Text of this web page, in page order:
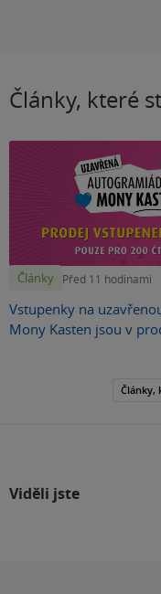
Články, které
Články Před 11 hodinami
Vstupenky na
Mony Kasten jsou v
Články,
Viděli jste